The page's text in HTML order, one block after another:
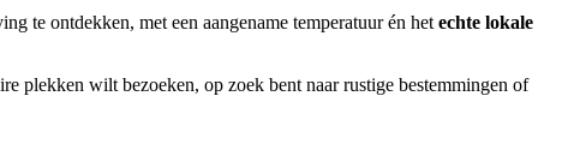
te ontdekken, met een aangename temperatuur én het echte lokale
plekken wilt bezoeken, op zoek bent naar rustige bestemmingen of